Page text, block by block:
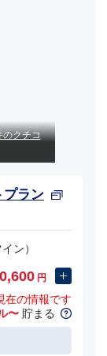
のクチコ
プラン
ン）
円
在の情報です
〜 貯まる